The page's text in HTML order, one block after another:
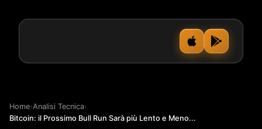
Home›Analisi Tecnica›
Bitcoin: il Prossimo Bull Run Sarà più Lento e Meno...